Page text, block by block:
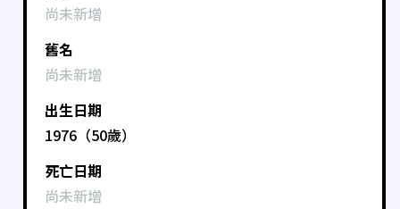
尚未新增
舊名
尚未新增
出生日期
1976（50歲）
死亡日期
尚未新增